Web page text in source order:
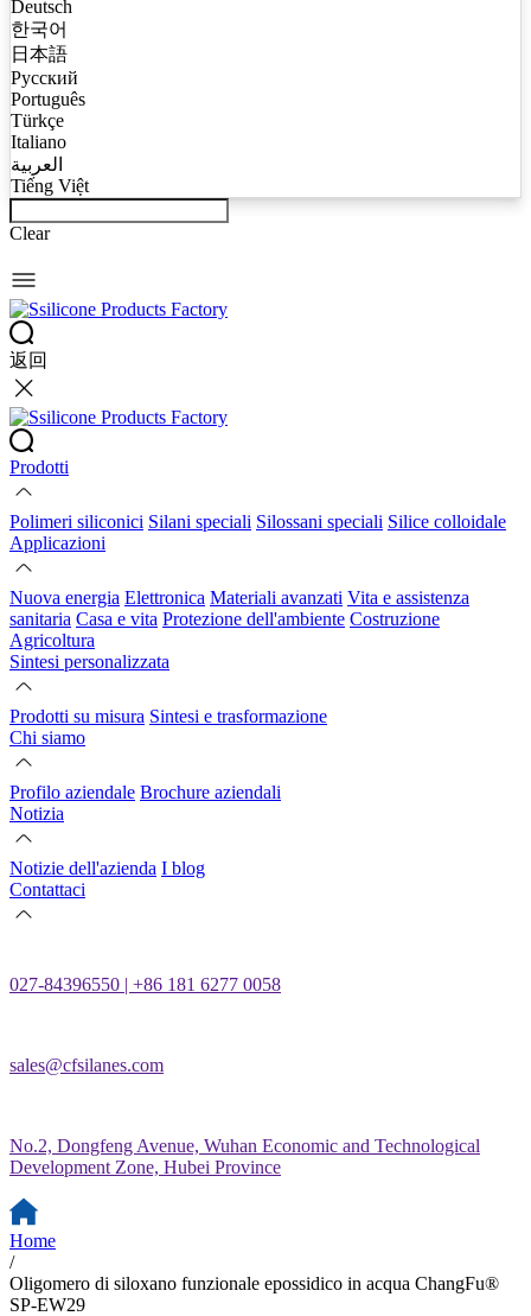
Deutsch
한국어
日本語
Русский
Português
Türkçe
Italiano
العربية
Tiếng Việt
Clear
返回
Prodotti
Polimeri siliconici Silani speciali Silossani speciali Silice colloidale
Applicazioni
Nuova energia Elettronica Materiali avanzati Vita e assistenza
sanitaria Casa e vita Protezione dell'ambiente Costruzione
Agricoltura
Sintesi personalizzata
Prodotti su misura Sintesi e trasformazione
Chi siamo
Profilo aziendale Brochure aziendali
Notizia
Notizie dell'azienda I blog
Contattaci
027-84396550 | +86 181 6277 0058
sales@cfsilanes.com
No.2, Dongfeng Avenue, Wuhan Economic and Technological
Development Zone, Hubei Province
Home
/
Oligomero di siloxano funzionale epossidico in acqua ChangFu®
SP-EW29